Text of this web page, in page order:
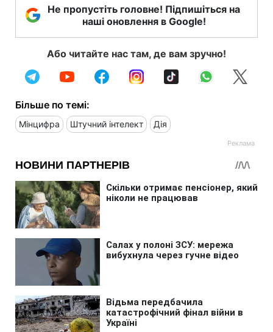
Не пропустіть головне! Підпишіться на
наші оновлення в Google!
Або читайте нас там, де вам зручно!
Більше по темі:
Мінцифра Штучний інтелект Дія